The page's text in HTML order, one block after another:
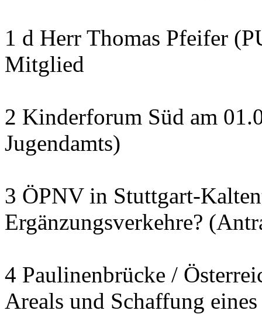
1 d Herr Thomas Pfeifer
Mitglied
2 Kinderforum Süd am
Jugendamts)
3 ÖPNV in Stuttgart-
Ergänzungsverkehre?
4 Paulinenbrücke /
Areals und Schaffung